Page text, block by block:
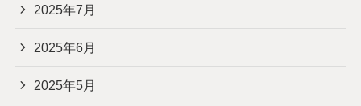
2025年7月
2025年6月
2025年5月